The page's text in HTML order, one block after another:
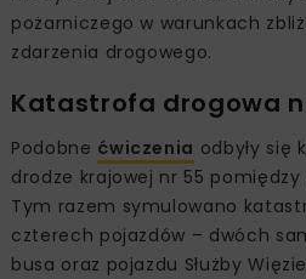
pożarniczego w warunkach
zdarzenia drogowego.
Katastrofa drogowa
Podobne ćwiczenia odbyły się
drodze krajowej nr 55
Tym razem symulowano
czterech pojazdów – dwóch
busa oraz pojazdu Służby